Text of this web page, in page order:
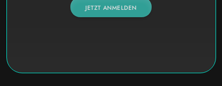
JETZT ANMELDEN